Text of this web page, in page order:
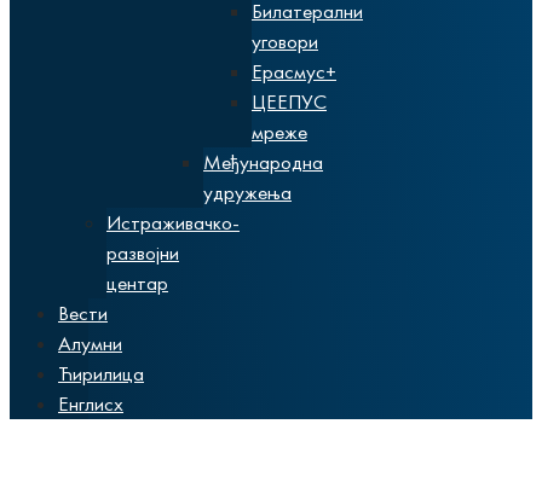
Билатерални
уговори
Ерасмус+
ЦЕЕПУС
мреже
Међународна
удружења
Истраживачко-
развојни
центар
Вести
Алумни
Ћирилица
Енглисх